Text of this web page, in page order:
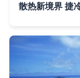
散热新境界 捷